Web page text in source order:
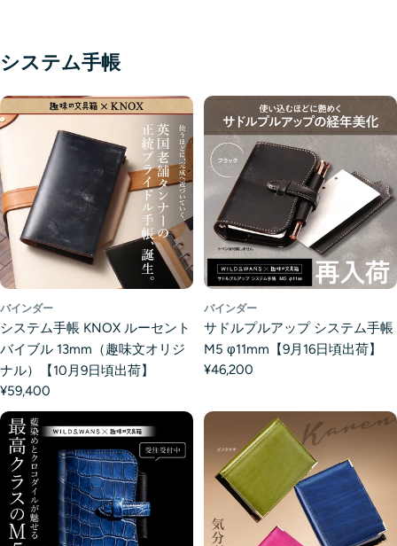
システム手帳
バインダー
システム手帳 KNOX ルーセント
バイブル 13mm（趣味文オリジ
ナル）【10月9日頃出荷】
¥59,400
バインダー
サドルプルアップ システム手帳
M5 φ11mm【9月16日頃出荷】
¥46,200